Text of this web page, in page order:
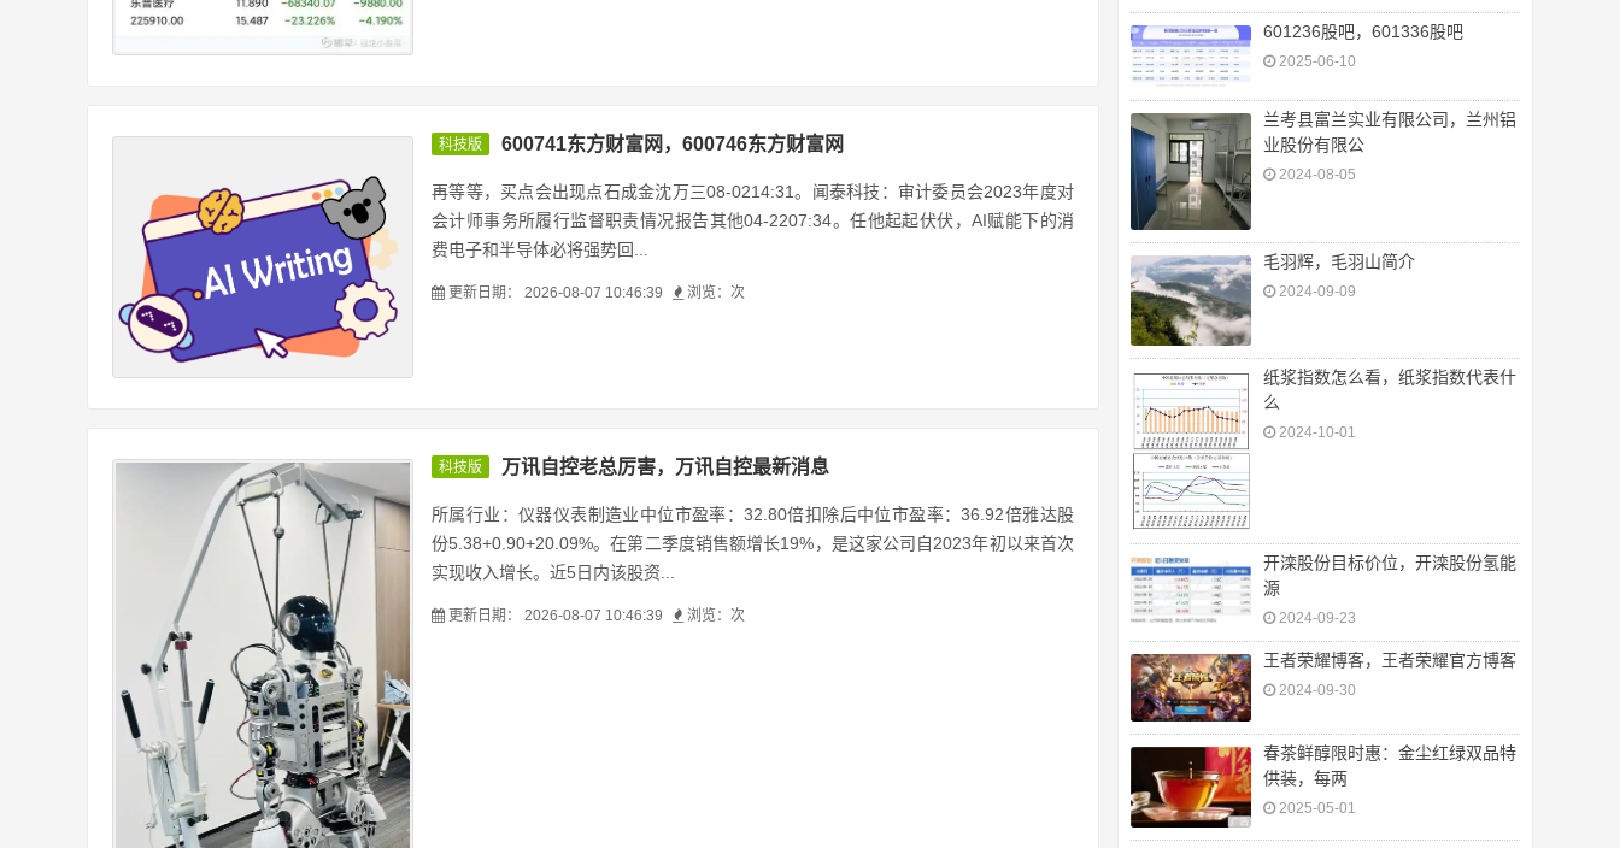
科技版 600741东方财富网，600746东方财富网
再等等，买点会出现点石成金沈万三08-0214:31。闻泰科技：审计委员会2023年度对
会计师事务所履行监督职责情况报告其他04-2207:34。任他起起伏伏，AI赋能下的消
费电子和半导体必将强势回...
更新日期： 2026-08-07 10:46:39 浏览： 次
科技版 万讯自控老总厉害，万讯自控最新消息
所属行业：仪器仪表制造业中位市盈率：32.80倍扣除后中位市盈率：36.92倍雅达股
份5.38+0.90+20.09%。在第二季度销售额增长19%，是这家公司自2023年初以来首次
实现收入增长。近5日内该股资...
更新日期： 2026-08-07 10:46:39 浏览： 次
601236股吧，601336股吧
2025-06-10
兰考县富兰实业有限公司，兰州铝
业股份有限公
2024-08-05
毛羽辉，毛羽山简介
2024-09-09
纸浆指数怎么看，纸浆指数代表什
么
2024-10-01
开滦股份目标价位，开滦股份氢能
源
2024-09-23
王者荣耀博客，王者荣耀官方博客
2024-09-30
春茶鲜醇限时惠：金尘红绿双品特
供装，每两
2025-05-01